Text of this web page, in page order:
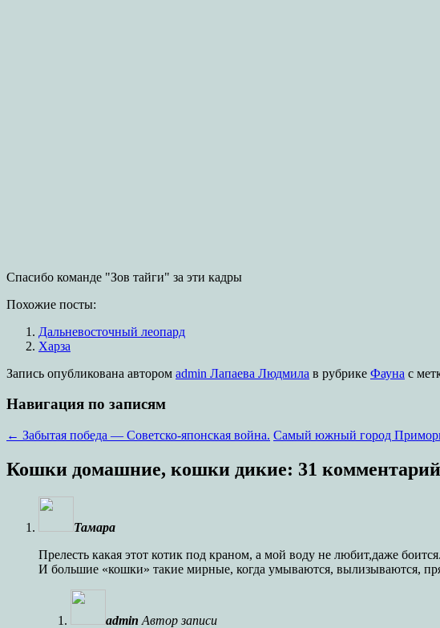
Спасибо команде "Зов тайги" за эти кадры
Похожие посты:
Дальневосточный леопард
Харза
Запись опубликована автором admin Лапаева Людмила в рубрике Фауна с
Навигация по записям
← Забытая победа — Советско-японская война. Самый южный город
Кошки домашние, кошки дикие: 31 комментарий
Тамара
Прелесть какая этот котик под краном, а мой воду не любит,даже боится.
И большие «кошки» такие мирные, когда умываются, вылизываются,
admin Автор записи